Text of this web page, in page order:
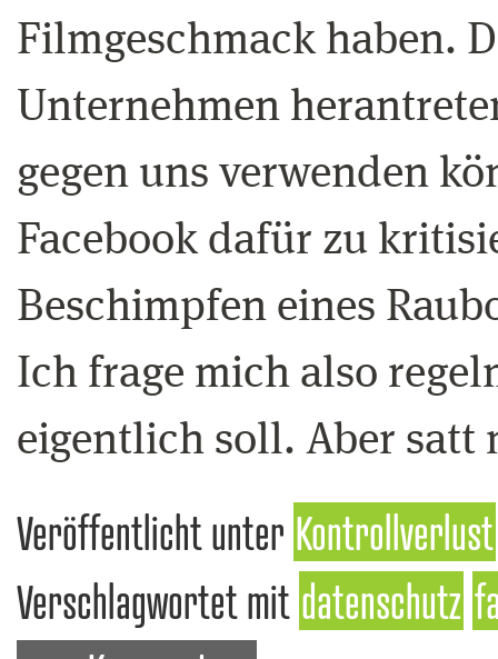
Filmgeschmack haben.
Unternehmen
gegen uns verwenden
Facebook dafür zu
Beschimpfen eines
Ich frage mich also
eigentlich soll. Aber
Veröffentlicht unter Kontrollverlust
Verschlagwortet mit datenschutz